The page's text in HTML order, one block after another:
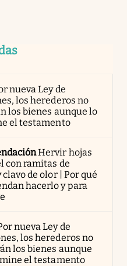
nueva Ley de
los herederos no
los bienes aunque lo
el testamento
Hervir hojas
con ramitas de
clavo de olor | Por qué
hacerlo y para
nueva Ley de
los herederos no
los bienes aunque
el testamento